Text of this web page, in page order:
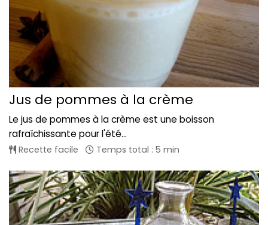
Jus de pommes à la crème
Le jus de pommes à la crème est une boisson
rafraîchissante pour l'été...
Recette facile Temps total : 5 min